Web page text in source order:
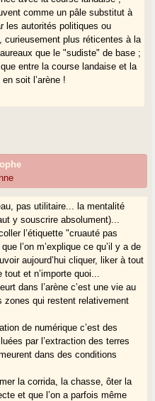
comme un pâle substitut à
les autorités politiques ou
curieusement plus réticentes à la
que le "sudiste" de base ;
entre la course landaise et la
soit l’arène !
pas utilitaire... la mentalité
y souscrire absolument)...
l’étiquette "cruauté pas
l’on m’explique ce qu’il y a de
aujourd’hui cliquer, liker à tout
et n’importe quoi...
dans l’arène c’est une vie au
zones qui restent relativement
de numérique c’est des
par l’extraction des terres
dans des conditions
la corrida, la chasse, ôter la
et que l’on a parfois même